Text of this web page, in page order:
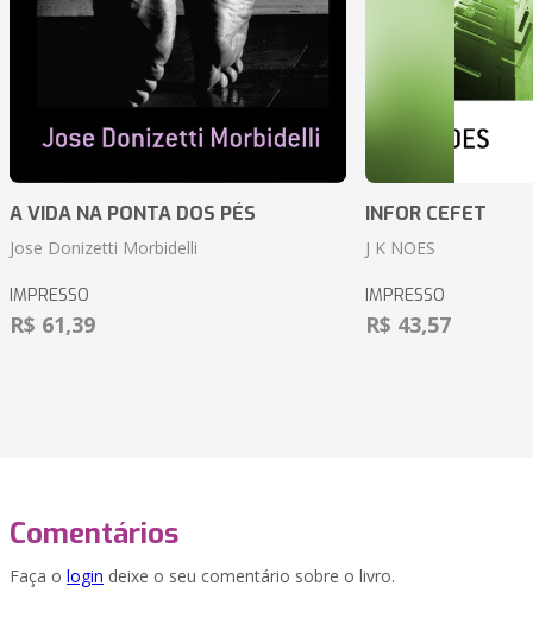
A VIDA NA PONTA DOS PÉS
Jose Donizetti Morbidelli
IMPRESSO
R$ 61,39
INFOR CEFET
J K NOES
IMPRESSO
R$ 43,57
Comentários
Faça o login deixe o seu comentário sobre o livro.